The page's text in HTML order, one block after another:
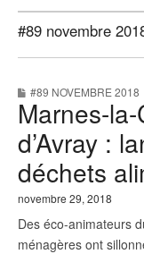
#89 novembre
#89 NOVEMBRE 2018
Marnes-
d’Avray :
déchets
novembre 29, 2018
Des éco-animateurs
ménagères ont